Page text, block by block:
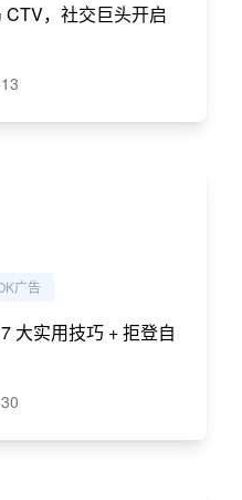
，社交巨头开启
广告
大实用技巧 + 拒登自